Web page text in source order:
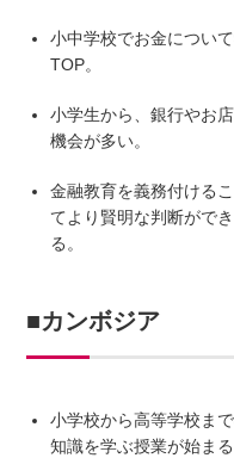
小中学校でお金につい
TOP。
小学生から、銀行やお
機会が多い。
金融教育を義務付ける
てより賢明な判断がで
る。
■カンボジア
小学校から高等学校ま
知識を学ぶ授業が始まる